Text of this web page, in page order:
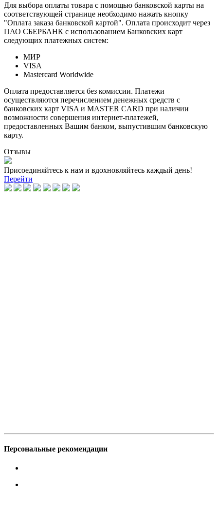
Для выбора оплаты товара с помощью банковской карты на
соответствующей странице необходимо нажать кнопку
"Оплата заказа банковской картой". Оплата происходит через
ПАО СБЕРБАНК с использованием Банковских карт
следующих платежных систем:
МИР
VISA
Mastercard Worldwide
Оплата предоставляется без комиссии. Платежи
осуществляются перечислением денежных средств с
банковских карт VISA и MASTER CARD при наличии
возможности совершения интернет-платежей,
предоставленных Вашим банком, выпустившим банковскую
карту.
Отзывы
Присоединяйтесь к нам и вдохновляйтесь каждый день!
Перейти
Персональные рекомендации